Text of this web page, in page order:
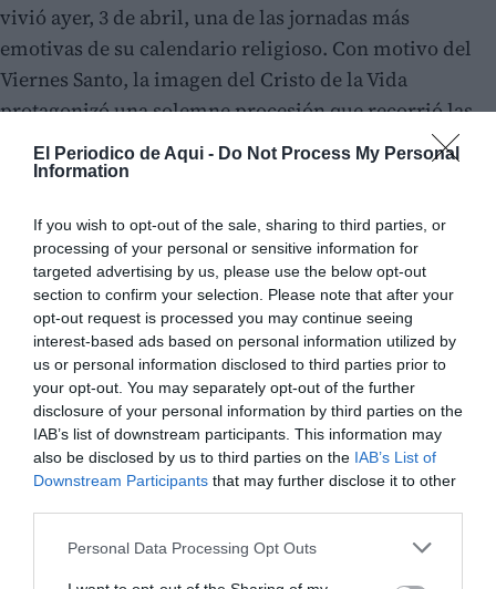
El Periodico de Aqui - Do Not Process My Personal
Information
If you wish to opt-out of the sale, sharing to third parties, or
processing of your personal or sensitive information for
targeted advertising by us, please use the below opt-out
section to confirm your selection. Please note that after your
opt-out request is processed you may continue seeing
interest-based ads based on personal information utilized by
us or personal information disclosed to third parties prior to
your opt-out. You may separately opt-out of the further
disclosure of your personal information by third parties on the
IAB’s list of downstream participants. This information may
also be disclosed by us to third parties on the IAB’s List of
Downstream Participants that may further disclose it to other
Personal Data Processing Opt Outs
vivió ayer, 3 de abril, una de las jornadas más
emotivas de su calendario religioso. Con motivo del
Viernes Santo, la imagen del Cristo de la Vida
protagonizó una solemne procesión que recorrió las
calles de la zona marítima.